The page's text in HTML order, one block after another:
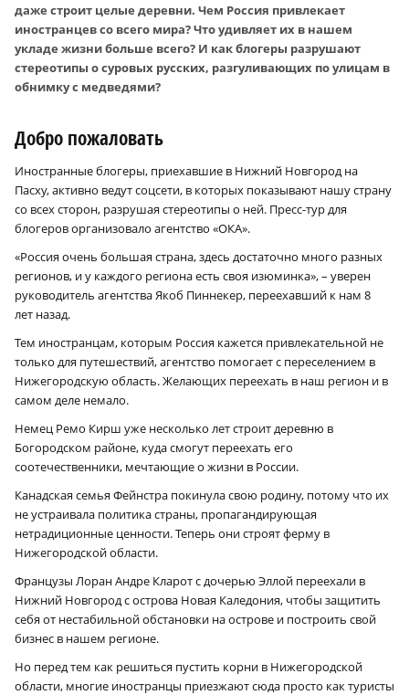
даже строит целые деревни. Чем Россия привлекает
иностранцев со всего мира? Что удивляет их в нашем
укладе жизни больше всего? И как блогеры разрушают
стереотипы о суровых русских, разгуливающих по улицам в
обнимку с медведями?
Добро пожаловать
Иностранные блогеры, приехавшие в Нижний Новгород на
Пасху, активно ведут соцсети, в которых показывают нашу страну
со всех сторон, разрушая стереотипы о ней. Пресс-тур для
блогеров организовало агентство «ОКА».
«Россия очень большая страна, здесь достаточно много разных
регионов, и у каждого региона есть своя изюминка», – уверен
руководитель агентства Якоб Пиннекер, переехавший к нам 8
лет назад.
Тем иностранцам, которым Россия кажется привлекательной не
только для путешествий, агентство помогает с переселением в
Нижегородскую область. Желающих переехать в наш регион и в
самом деле немало.
Немец Ремо Кирш уже несколько лет строит деревню в
Богородском районе, куда смогут переехать его
соотечественники, мечтающие о жизни в России.
Канадская семья Фейнстра покинула свою родину, потому что их
не устраивала политика страны, пропагандирующая
нетрадиционные ценности. Теперь они строят ферму в
Нижегородской области.
Французы Лоран Андре Кларот с дочерью Эллой переехали в
Нижний Новгород с острова Новая Каледония, чтобы защитить
себя от нестабильной обстановки на острове и построить свой
бизнес в нашем регионе.
Но перед тем как решиться пустить корни в Нижегородской
области, многие иностранцы приезжают сюда просто как туристы